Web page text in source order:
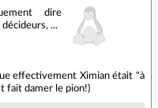
dire
...
effectivement Ximian était "à
fait damer le pion!)